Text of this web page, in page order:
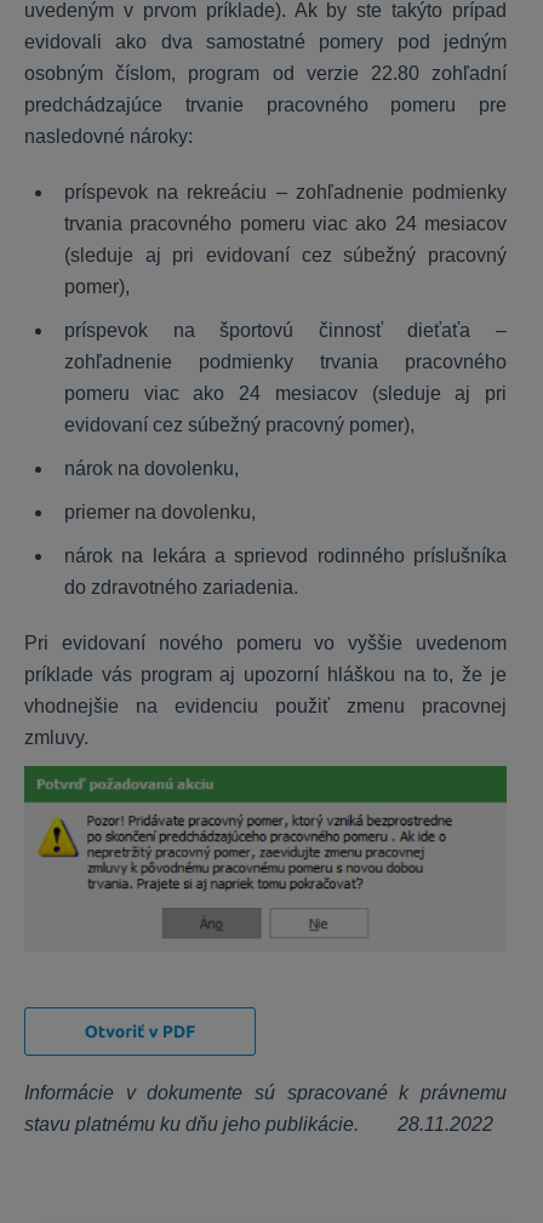
Nastavenia, inštalácia
KROS aplikácie
Daňové priznania
Inštalácia a nastavenia programu
Personalistika
Výpočet miezd
Prevodné príkazy
Ročné zúčtovanie dane a ZP
Dokumenty, exporty a importy
OMEGA
Všeobecné
Majetok
Uzávierka roka a daňové priznania
Daňové priznania
Stavebné riešenie
CENKROS 4 - Chybové hlásenia
CENKROS 4 - Kalkulácia
CENEKON Tipy/databáza
uvedeným v prvom príklade). Ak by ste takýto prípad
evidovali ako dva samostatné pomery pod jedným
osobným číslom, program od verzie 22.80 zohľadní
predchádzajúce trvanie pracovného pomeru pre
nasledovné nároky:
príspevok na rekreáciu – zohľadnenie podmienky
trvania pracovného pomeru viac ako 24 mesiacov
(sleduje aj pri evidovaní cez súbežný pracovný
pomer),
príspevok na športovú činnosť dieťaťa –
zohľadnenie podmienky trvania pracovného
pomeru viac ako 24 mesiacov (sleduje aj pri
evidovaní cez súbežný pracovný pomer),
nárok na dovolenku,
priemer na dovolenku,
nárok na lekára a sprievod rodinného príslušníka
do zdravotného zariadenia.
Pri evidovaní nového pomeru vo vyššie uvedenom
príklade vás program aj upozorní hláškou na to, že je
vhodnejšie na evidenciu použiť zmenu pracovnej
zmluvy.
Informácie v dokumente sú spracované k právnemu
stavu platnému ku dňu jeho publikácie. 28.11.2022